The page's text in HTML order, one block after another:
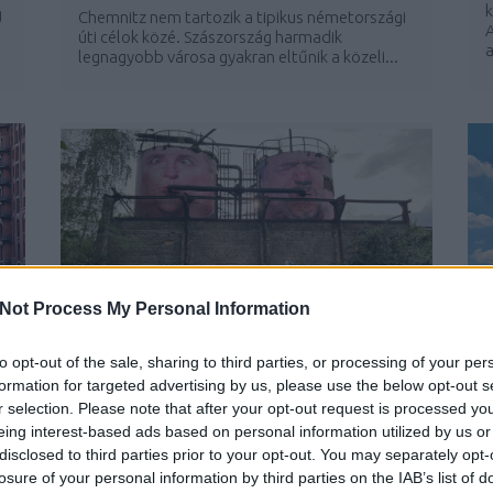
Process My Personal Information
opt-out of the sale, sharing to third parties, or processing of your
for targeted advertising by us, please use the below opt-out
selection. Please note that after your opt-out request is processed
interest-based ads based on personal information utilized by us
to third parties prior to your opt-out. You may separately
of your personal information by third parties on the IAB’s list of
Chemnitz nem tartozik a tipikus németországi
úti célok közé. Szászország harmadik
legnagyobb városa gyakran eltűnik a közeli...
MŰVÉSZET A VASGYÁRBAN -
VÖLKLINGEN
2023. NOV 27.
A németországi Völklinger Hütte egykor
jelentős vas- és acélgyár volt. Ma egyedülálló
kulturális központként működik, ráadásul a